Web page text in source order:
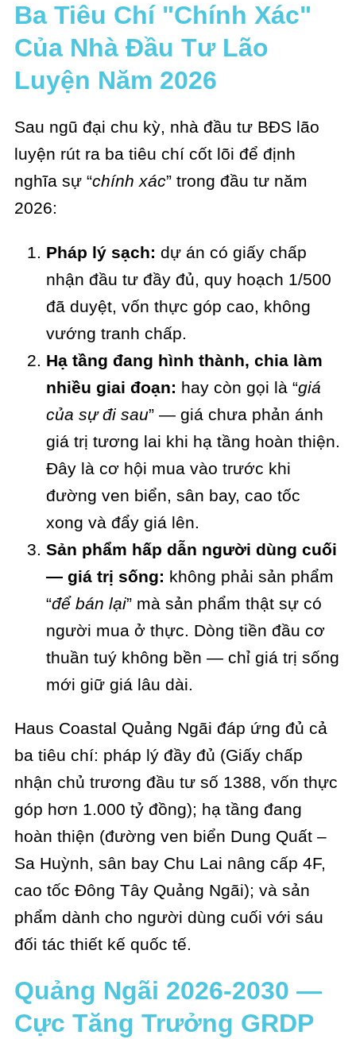
Ba Tiêu Chí "Chính Xác"
Của Nhà Đầu Tư Lão
Luyện Năm 2026
Sau ngũ đại chu kỳ, nhà đầu tư BĐS lão
luyện rút ra ba tiêu chí cốt lõi để định
nghĩa sự “chính xác” trong đầu tư năm
2026:
Pháp lý sạch: dự án có giấy chấp
nhận đầu tư đầy đủ, quy hoạch 1/500
đã duyệt, vốn thực góp cao, không
vướng tranh chấp.
Hạ tầng đang hình thành, chia làm
nhiều giai đoạn: hay còn gọi là “giá
của sự đi sau” — giá chưa phản ánh
giá trị tương lai khi hạ tầng hoàn thiện.
Đây là cơ hội mua vào trước khi
đường ven biển, sân bay, cao tốc
xong và đẩy giá lên.
Sản phẩm hấp dẫn người dùng cuối
— giá trị sống: không phải sản phẩm
“để bán lại” mà sản phẩm thật sự có
người mua ở thực. Dòng tiền đầu cơ
thuần tuý không bền — chỉ giá trị sống
mới giữ giá lâu dài.
Haus Coastal Quảng Ngãi đáp ứng đủ cả
ba tiêu chí: pháp lý đầy đủ (Giấy chấp
nhận chủ trương đầu tư số 1388, vốn thực
góp hơn 1.000 tỷ đồng); hạ tầng đang
hoàn thiện (đường ven biển Dung Quất –
Sa Huỳnh, sân bay Chu Lai nâng cấp 4F,
cao tốc Đông Tây Quảng Ngãi); và sản
phẩm dành cho người dùng cuối với sáu
đối tác thiết kế quốc tế.
Quảng Ngãi 2026-2030 —
Cực Tăng Trưởng GRDP